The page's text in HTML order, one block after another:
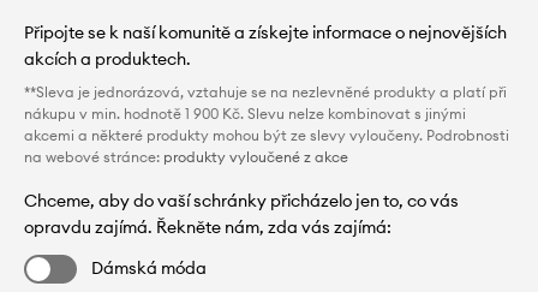
Připojte se k naší komunitě a získejte informace o nejnovějších
akcích a produktech.
**Sleva je jednorázová, vztahuje se na nezlevněné produkty a platí při
nákupu v min. hodnotě 1 900 Kč. Slevu nelze kombinovat s jinými
akcemi a některé produkty mohou být ze slevy vyloučeny. Podrobnosti
na webové stránce: produkty vyloučené z akce
Chceme, aby do vaší schránky přicházelo jen to, co vás
opravdu zajímá. Řekněte nám, zda vás zajímá:
Dámská móda